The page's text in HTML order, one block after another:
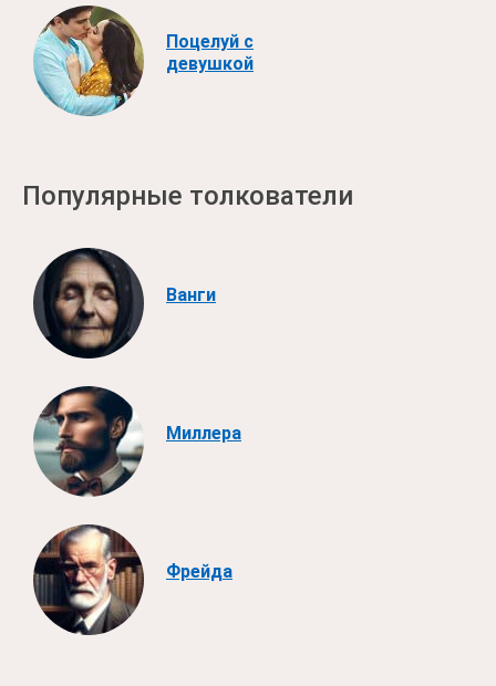
Поцелуй с
девушкой
Популярные толкователи
Ванги
Миллера
Фрейда